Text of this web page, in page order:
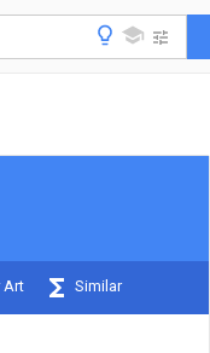
Art Similar